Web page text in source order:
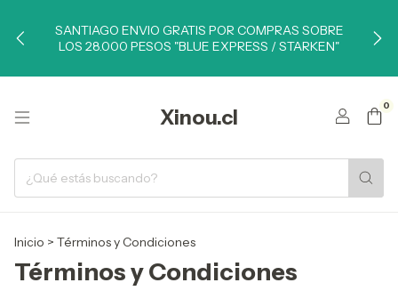
SANTIAGO ENVIO GRATIS POR COMPRAS SOBRE
LOS 28.000 PESOS "BLUE EXPRESS / STARKEN"
Xinou.cl 0
Inicio > Términos y Condiciones
Términos y Condiciones